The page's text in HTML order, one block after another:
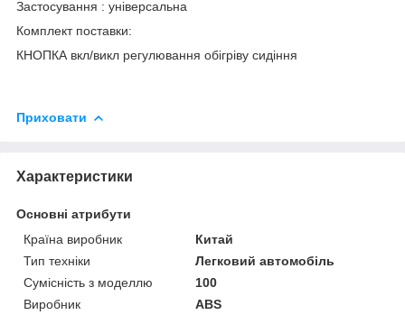
Застосування : універсальна
Комплект поставки:
КНОПКА вкл/викл регулювання обігріву сидіння
Приховати
Характеристики
Основні атрибути
Країна виробник
Китай
Тип техніки
Легковий автомобіль
Сумісність з моделлю
100
Виробник
ABS